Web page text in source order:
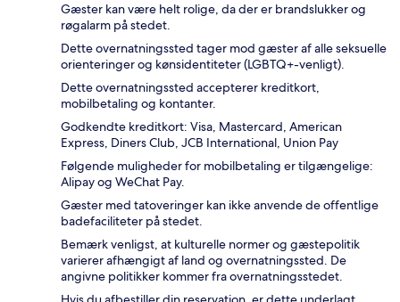
Gæster kan være helt rolige, da der er brandslukker og
røgalarm på stedet.
Dette overnatningssted tager mod gæster af alle seksuelle
orienteringer og kønsidentiteter (LGBTQ+-venligt).
Dette overnatningssted accepterer kreditkort,
mobilbetaling og kontanter.
Godkendte kreditkort: Visa, Mastercard, American
Express, Diners Club, JCB International, Union Pay
Følgende muligheder for mobilbetaling er tilgængelige:
Alipay og WeChat Pay.
Gæster med tatoveringer kan ikke anvende de offentlige
badefaciliteter på stedet.
Bemærk venligst, at kulturelle normer og gæstepolitik
varierer afhængigt af land og overnatningssted. De
angivne politikker kommer fra overnatningsstedet.